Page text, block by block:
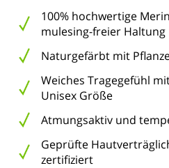
100% hochwertige
mulesing-freier Haltung
Naturgefärbt mit
Weiches Tragegefühl
Unisex Größe
Atmungsaktiv und
Geprüfte
zertifiziert